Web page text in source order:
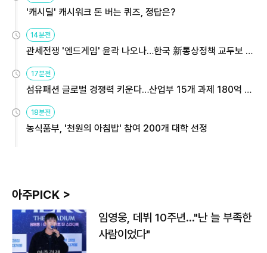
'캐시딜' 캐시워크 돈 버는 퀴즈, 정답은?
14분전
관세전쟁 '엔드게임' 윤곽 나오나…한국 新통상정책 교두보 활
17분전
섬유패션 글로벌 경쟁력 키운다…산업부 15개 과제 180억 지
18분전
농식품부, '천원의 아침밥' 참여 200개 대학 선정
아주PICK >
임영웅, 데뷔 10주년…"난 늘 부족한
사람이었다"